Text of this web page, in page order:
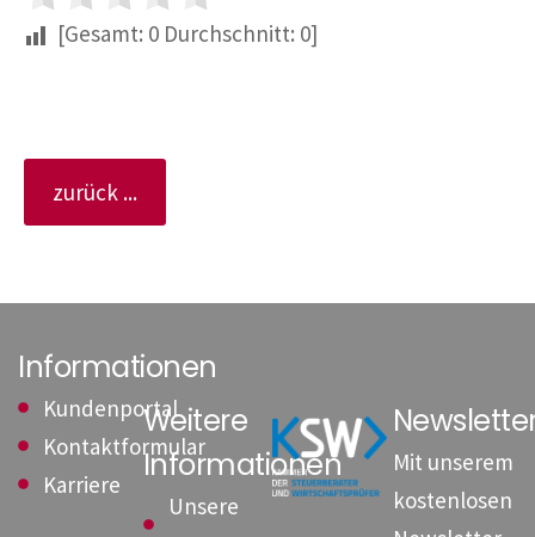
[Gesamt: 0 Durchschnitt: 0]
zurück ...
Informationen
Kundenportal
Kontaktformular
Karriere
Weitere
Informationen
Unsere
Mit unserem
kostenlosen